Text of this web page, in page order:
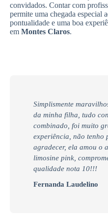
convidados. Contar com
permite uma chegada especial
pontualidade e uma boa
em Montes Claros.
Simplismente
da minha filha, tudo
combinado, foi muito
experiência, não tenho
agradecer, ela amou o
limosine pink,
qualidade nota 10!!!
Fernanda Laudelino